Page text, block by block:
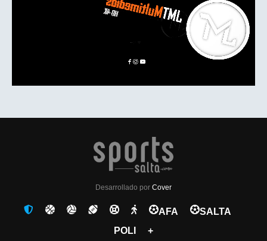
Desarrollado por Cover
AFA
SALTA
POLI
+